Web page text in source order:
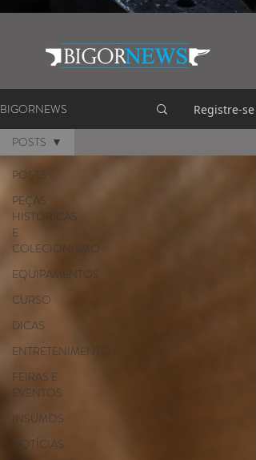
BIGORNEWS Registre-se
POSTS
PEÇAS
HISTÓRICAS
E
COLECIONISMO
EQUIPAMENTOS
CURSO
DICAS
ENTRETENIMENTO
FEIRAS E
EVENTOS
INSUMOS
NOTÍCIAS
POSTS